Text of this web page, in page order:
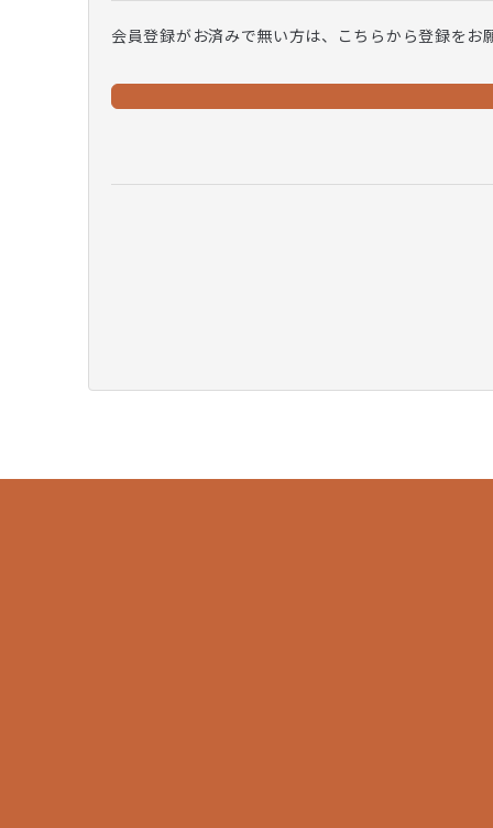
会員登録がお済みで無い方は、こちらから登録をお